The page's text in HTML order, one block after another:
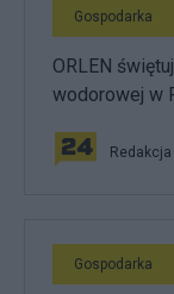
Gospodarka
ORLEN
wodorowej w
Redakcja
Gospodarka